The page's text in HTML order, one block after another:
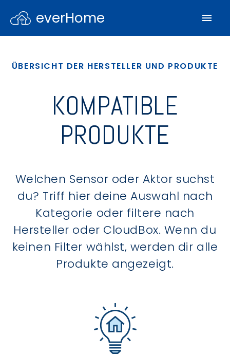
everHome
ÜBERSICHT DER HERSTELLER UND PRODUKTE
KOMPATIBLE
PRODUKTE
Welchen Sensor oder Aktor suchst
du? Triff hier deine Auswahl nach
Kategorie oder filtere nach
Hersteller oder CloudBox. Wenn du
keinen Filter wählst, werden dir alle
Produkte angezeigt.